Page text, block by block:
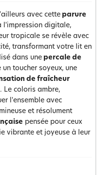
avec cette parure
l'impression digitale,
tropicale se révèle avec
transformant votre lit en
dans une percale de
toucher soyeux, une
de fraîcheur
Le coloris ambre,
l'ensemble avec
et résolument
pensée pour ceux
vibrante et joyeuse à leur